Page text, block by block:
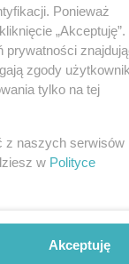
Ponieważ
„Akceptuję”.
prywatności
zgody
tylko na tej
z naszych serwisów
w Polityce
Akceptuję